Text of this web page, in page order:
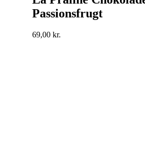
Passionsfrugt
69,00 kr.